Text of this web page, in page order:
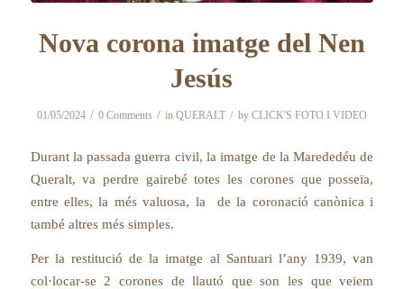
Nova corona imatge del Nen
Jesús
01/05/2024 / 0 Comments / in QUERALT / by CLICK'S FOTO I VIDEO
Durant la passada guerra civil, la imatge de la Marededéu de
Queralt, va perdre gairebé totes les corones que posseïa,
entre elles, la més valuosa, la de la coronació canònica i
també altres més simples.
Per la restitució de la imatge al Santuari l’any 1939, van
col·locar-se 2 corones de llautó que son les que veiem